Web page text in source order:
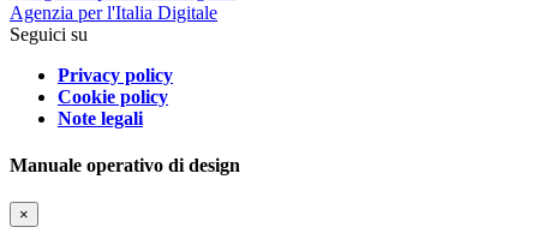
Agenzia per l'Italia Digitale
Seguici su
Privacy policy
Cookie policy
Note legali
Manuale operativo di design
×